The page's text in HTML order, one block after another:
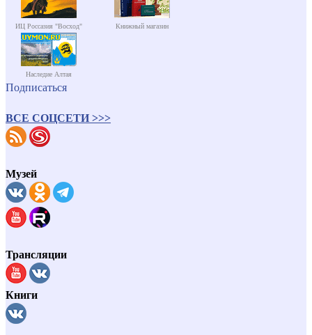
ИЦ Россазия "Восход" Книжный магазин
Наследие Алтая
Подписаться
ВСЕ СОЦСЕТИ >>>
Музей
Трансляции
Книги